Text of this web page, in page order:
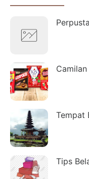
Tempat
Tips